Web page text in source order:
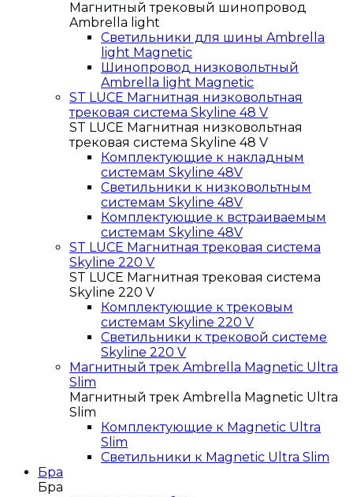
Магнитный трековый шинопровод
Ambrella light
Светильники для шины Ambrella
light Magnetic
Шинопровод низковольтный
Ambrella light Magnetic
ST LUCE Магнитная низковольтная
трековая система Skyline 48 V
ST LUCE Магнитная низковольтная
трековая система Skyline 48 V
Комплектующие к накладным
системам Skyline 48V
Светильники к низковольтным
системам Skyline 48V
Комплектующие к встраиваемым
системам Skyline 48V
ST LUCE Магнитная трековая система
Skyline 220 V
ST LUCE Магнитная трековая система
Skyline 220 V
Комплектующие к трековым
системам Skyline 220 V
Светильники к трековой системе
Skyline 220 V
Магнитный трек Ambrella Magnetic Ultra
Slim
Магнитный трек Ambrella Magnetic Ultra
Slim
Комплектующие к Magnetic Ultra
Slim
Светильники к Magnetic Ultra Slim
Бра
Бра